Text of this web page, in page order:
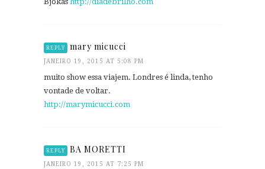
REPLY mary micucci
JANEIRO 19, 2015 AT 5:08 PM
muito show essa viajem. Londres é linda, tenho
vontade de voltar.
http://marymicucci.com
REPLY BA MORETTI
JANEIRO 19, 2015 AT 7:25 PM